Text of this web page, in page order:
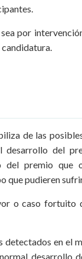
por
de las
del
del premio que
que pudieren
o caso fortuito
en el
desarrollo